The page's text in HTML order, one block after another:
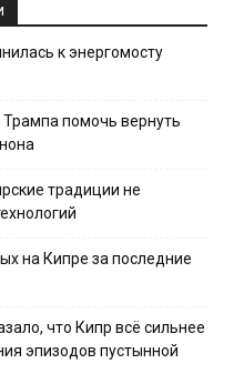
к энергомосту
Трампа помочь вернуть
традиции не
на Кипре за последние
что Кипр всё сильнее
эпизодов пустынной